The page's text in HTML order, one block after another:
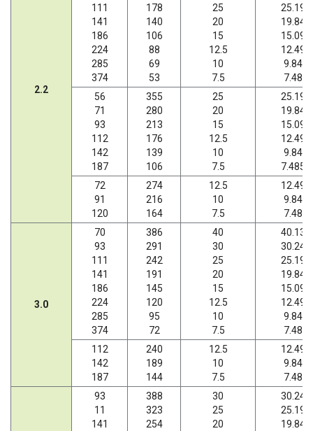
2.2
111
141
186
224
285
374
178
140
106
88
69
53
25
20
15
12.5
10
7.5
25.19
19.84
15.09
12.49
9.84
7.48
56
71
93
112
142
187
355
280
213
176
139
106
25
20
15
12.5
10
7.5
25.19
19.84
15.09
12.49
9.84
7.485
72
91
120
274
216
164
12.5
10
7.5
12.49
9.84
7.48
3.0
70
93
111
141
186
224
285
374
386
291
242
191
145
120
95
72
40
30
25
20
15
12.5
10
7.5
40.13
30.24
25.19
19.84
15.09
12.49
9.84
7.48
112
142
187
240
189
144
12.5
10
7.5
12.49
9.84
7.48
93
11
141
388
323
254
30
25
20
30.24
25.19
19.84